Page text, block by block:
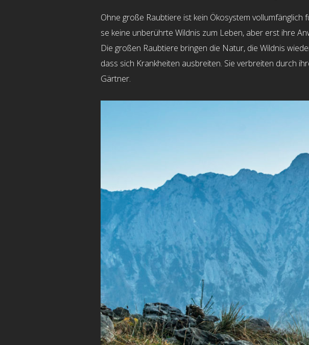
Ohne große Raubtiere ist kein Ökosystem
se keine unberührte Wildnis zum Leben, aber erst ihre
Die großen Raubtiere bringen die Natur, die Wildnis
dass sich Krankheiten ausbreiten. Sie verbreiten durch
Gärtner.